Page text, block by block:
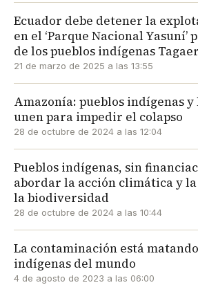
Ecuador debe detener la
en el ‘Parque Nacional Yasuní’
de los pueblos indígenas
21 de marzo de 2025 a las 13:55
Amazonía: pueblos indígenas y
unen para impedir el colapso
28 de octubre de 2024 a las 12:04
Pueblos indígenas, sin
abordar la acción climática y
la biodiversidad
28 de octubre de 2024 a las 10:44
La contaminación está
indígenas del mundo
4 de agosto de 2023 a las 06:00